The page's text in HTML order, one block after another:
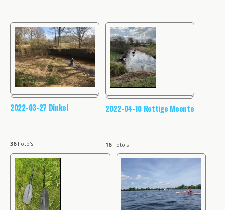
2022-03-27 Dinkel
36Foto's
2022-04-10 Rottige Meente
16Foto's